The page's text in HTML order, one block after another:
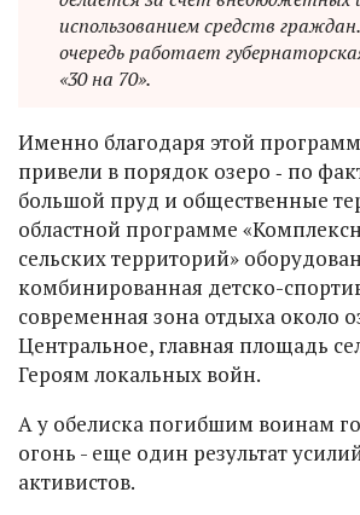
использованием средств
очередь работает
«30 на 70».
Именно благодаря этой
привели в порядок озеро ‑ по
большой пруд и общественные
областной программе
сельских территорий»
комбинированная детско-
современная зона отдыха около
Центральное, главная площадь
Героям локальных войн.
А у обелиска погибшим воинам
огонь - еще один результат
активистов.